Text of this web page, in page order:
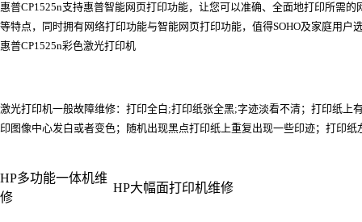
惠普CP1525n支持惠普智能网页打印功能，让您可以准确、全面地打印所需
等特点，同时拥有网络打印功能与智能网页打印功能，值得SOHO及家庭用户
惠普CP1525n彩色激光打印机
激光打印机一般故障维修：打印全白;打印纸张全黑;字迹淡看不清；打印纸
印图像中心发白或者变色；随机出现黑点打印纸上重复出现一些印迹；打印
HP多功能一体机维
修
HP大幅面打印机维修